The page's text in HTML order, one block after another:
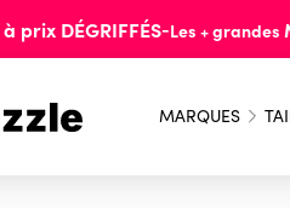
à prix DÉGRIFFÉS-Les + grandes
MARQUES